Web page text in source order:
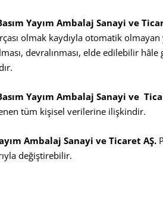
Yayım Ambalaj Sanayi ve
olmak kaydıyla otomatik
devralınması, elde edilebilir
Yayım Ambalaj Sanayi ve
tüm kişisel verilerine ilişkindir.
Ambalaj Sanayi ve Ticaret AŞ.
değiştirebilir.